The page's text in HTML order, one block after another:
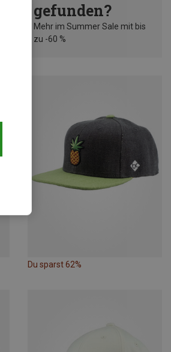
gefunden?
Mehr im Summer Sale mit bis
zu -60 %
Du sparst 62%